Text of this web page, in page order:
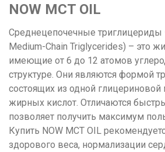
NOW MCT OIL
Среднецепочечные триглицериды –
Medium-Chain Triglycerides) – это
имеющие от 6 до 12 атомов
структуре. Они являются формой
состоящих из одной
жирных кислот. Отличаются
позволяет получить максимум
Купить NOW MCT OIL
здорового веса, нормализации